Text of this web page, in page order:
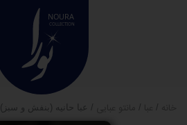
/
/ / عبا حانیه (بنفش و سبز)